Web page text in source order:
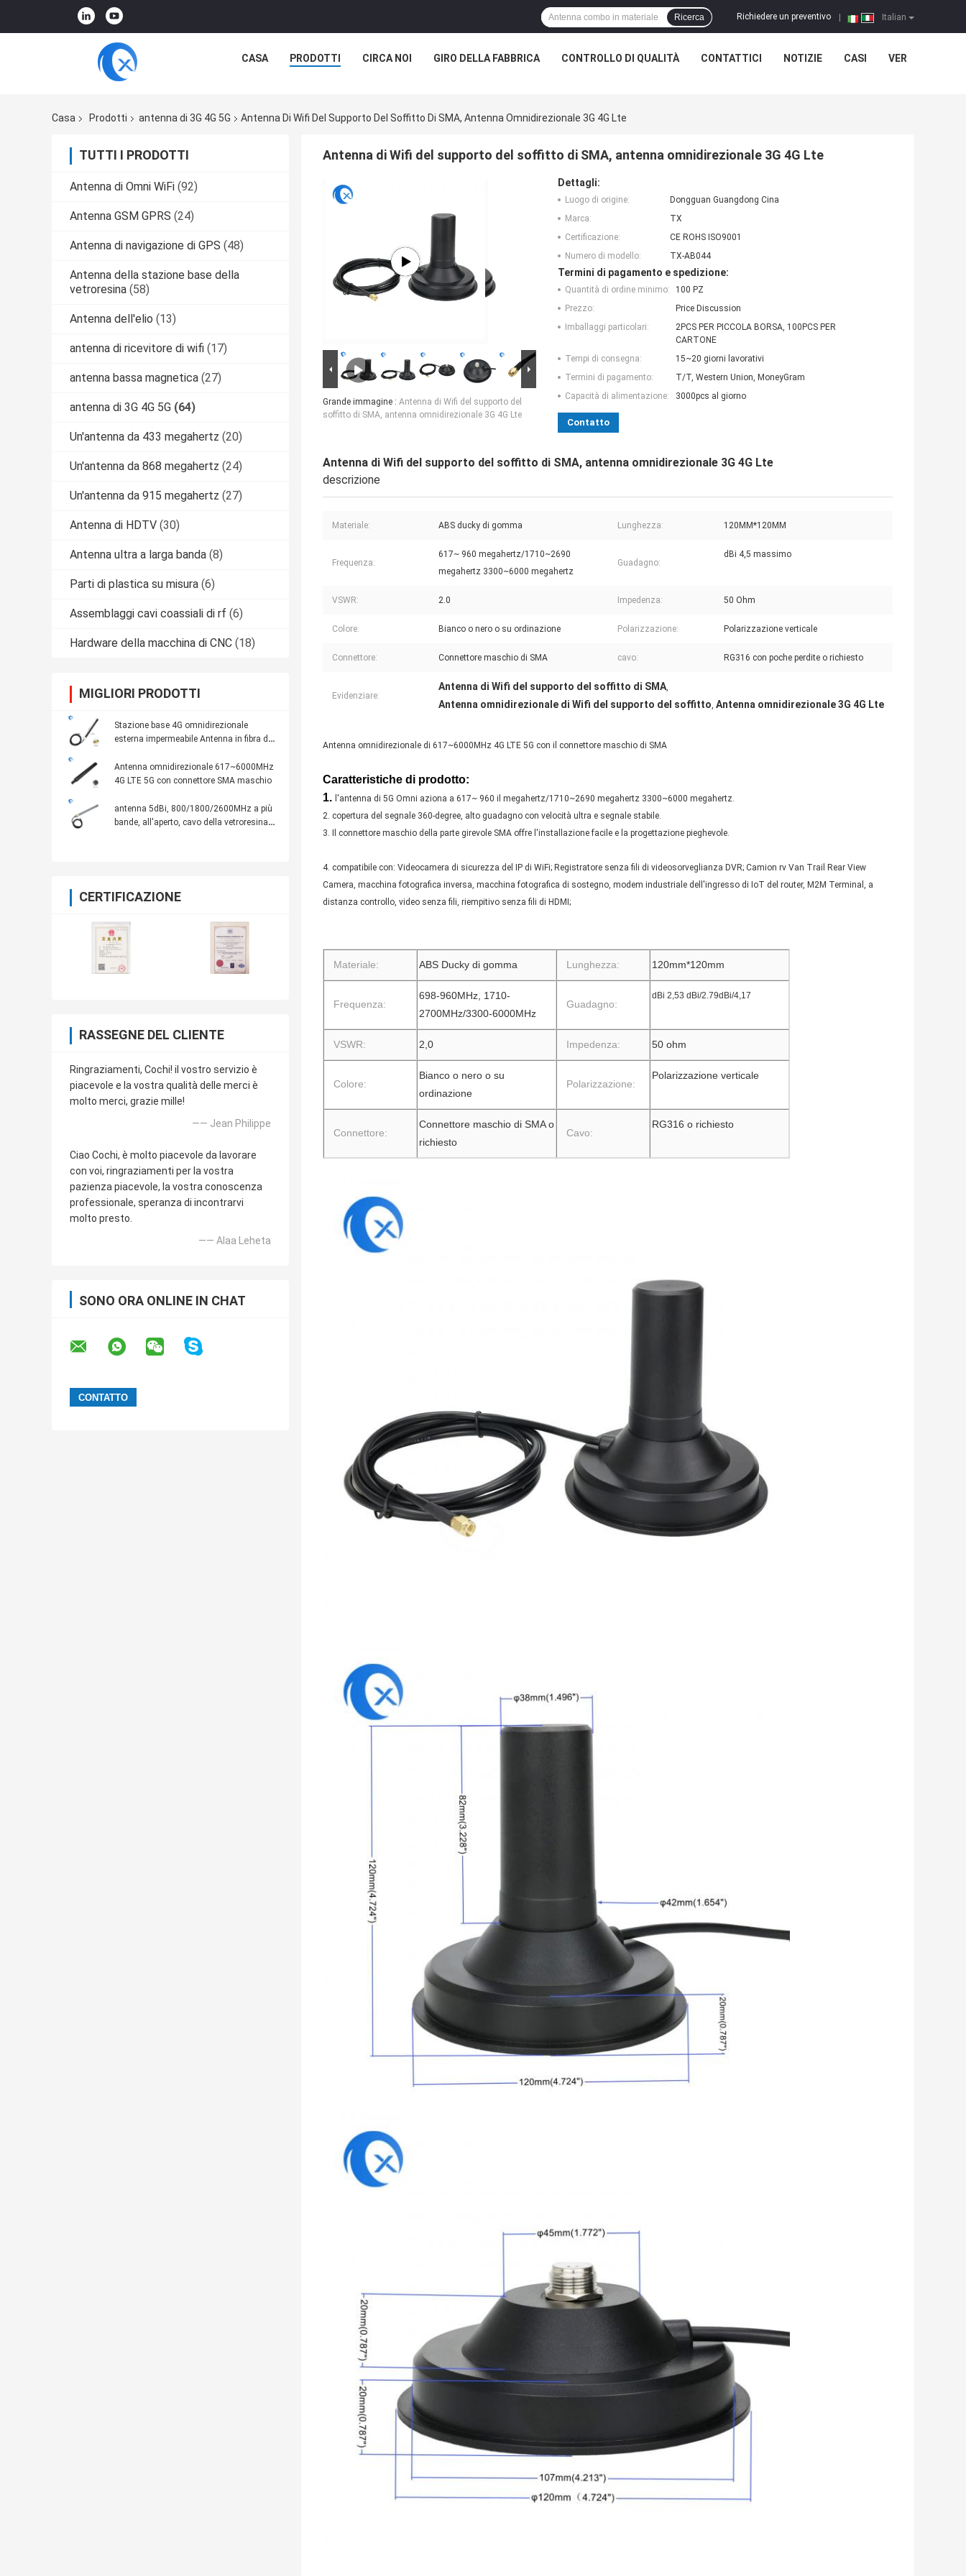
Italian
Richiedere un preventivo
Ricerca
CASA PRODOTTI CIRCA NOI GIRO DELLA FABBRICA CONTROLLO DI QUALITÀ CONTATTICI NOTIZIE CASI VER
Casa Prodotti antenna di 3G 4G 5G Antenna Di Wifi Del Supporto Del Soffitto Di SMA, Antenna Omnidirezionale 3G 4G Lte
TUTTI I PRODOTTI
Antenna di Omni WiFi (92)
Antenna GSM GPRS (24)
Antenna di navigazione di GPS (48)
Antenna della stazione base della
vetroresina (58)
Antenna dell'elio (13)
antenna di ricevitore di wifi (17)
antenna bassa magnetica (27)
antenna di 3G 4G 5G (64)
Un'antenna da 433 megahertz (20)
Un'antenna da 868 megahertz (24)
Un'antenna da 915 megahertz (27)
Antenna di HDTV (30)
Antenna ultra a larga banda (8)
Parti di plastica su misura (6)
Assemblaggi cavi coassiali di rf (6)
Hardware della macchina di CNC (18)
MIGLIORI PRODOTTI
Stazione base 4G omnidirezionale
esterna impermeabile Antenna in fibra di
Antenna omnidirezionale 617~6000MHz
4G LTE 5G con connettore SMA maschio
antenna 5dBi, 800/1800/2600MHz a più
bande, all'aperto, cavo della vetroresina
CERTIFICAZIONE
RASSEGNE DEL CLIENTE
Ringraziamenti, Cochi! il vostro servizio è
piacevole e la vostra qualità delle merci è
molto merci, grazie mille!
—— Jean Philippe
Ciao Cochi, è molto piacevole da lavorare
con voi, ringraziamenti per la vostra
pazienza piacevole, la vostra conoscenza
professionale, speranza di incontrarvi
molto presto.
—— Alaa Leheta
SONO ORA ONLINE IN CHAT
Antenna di Wifi del supporto del soffitto di SMA, antenna omnidirezionale 3G 4G Lte
Grande immagine : Antenna di Wifi del supporto del
soffitto di SMA, antenna omnidirezionale 3G 4G Lte
Dettagli:
Luogo di origine:
Dongguan Guangdong Cina
Marca:
TX
Certificazione:
CE ROHS ISO9001
Numero di modello:
TX-AB044
Termini di pagamento e spedizione:
Quantità di ordine minimo:
100 PZ
Prezzo:
Price Discussion
Imballaggi particolari:
2PCS PER PICCOLA BORSA, 100PCS PER
CARTONE
Tempi di consegna:
15~20 giorni lavorativi
Termini di pagamento:
T/T, Western Union, MoneyGram
Capacità di alimentazione:
3000pcs al giorno
Contatto
Antenna di Wifi del supporto del soffitto di SMA, antenna omnidirezionale 3G 4G Lte
descrizione
Materiale: ABS ducky di gomma Lunghezza: 120MM*120MM
Frequenza:
617~ 960 megahertz/1710~2690
megahertz 3300~6000 megahertz
Guadagno:
dBi 4,5 massimo
VSWR: 2.0 Impedenza: 50 Ohm
Colore: Bianco o nero o su ordinazione Polarizzazione: Polarizzazione verticale
Connettore: Connettore maschio di SMA cavo: RG316 con poche perdite o richiesto
Evidenziare:
Antenna di Wifi del supporto del soffitto di SMA,
Antenna omnidirezionale di Wifi del supporto del soffitto, Antenna omnidirezionale 3G 4G Lte
Antenna omnidirezionale di 617~6000MHz 4G LTE 5G con il connettore maschio di SMA
Caratteristiche di prodotto:
1. l'antenna di 5G Omni aziona a 617~ 960 il megahertz/1710~2690 megahertz 3300~6000 megahertz.
2. copertura del segnale 360-degree, alto guadagno con velocità ultra e segnale stabile.
3. Il connettore maschio della parte girevole SMA offre l'installazione facile e la progettazione pieghevole.
4. compatibile con: Videocamera di sicurezza del IP di WiFi; Registratore senza fili di videosorveglianza DVR; Camion rv Van Trail Rear View
Camera, macchina fotografica inversa, macchina fotografica di sostegno, modem industriale dell'ingresso di IoT del router, M2M Terminal, a
distanza controllo, video senza fili, riempitivo senza fili di HDMI;
Materiale: ABS Ducky di gomma Lunghezza: 120mm*120mm
Frequenza:
698-960MHz, 1710-
2700MHz/3300-6000MHz
Guadagno:
dBi 2,53 dBi/2.79dBi/4,17
VSWR: 2,0 Impedenza: 50 ohm
Colore:
Bianco o nero o su
ordinazione
Polarizzazione:
Polarizzazione verticale
Connettore:
Connettore maschio di SMA o
richiesto
Cavo:
RG316 o richiesto